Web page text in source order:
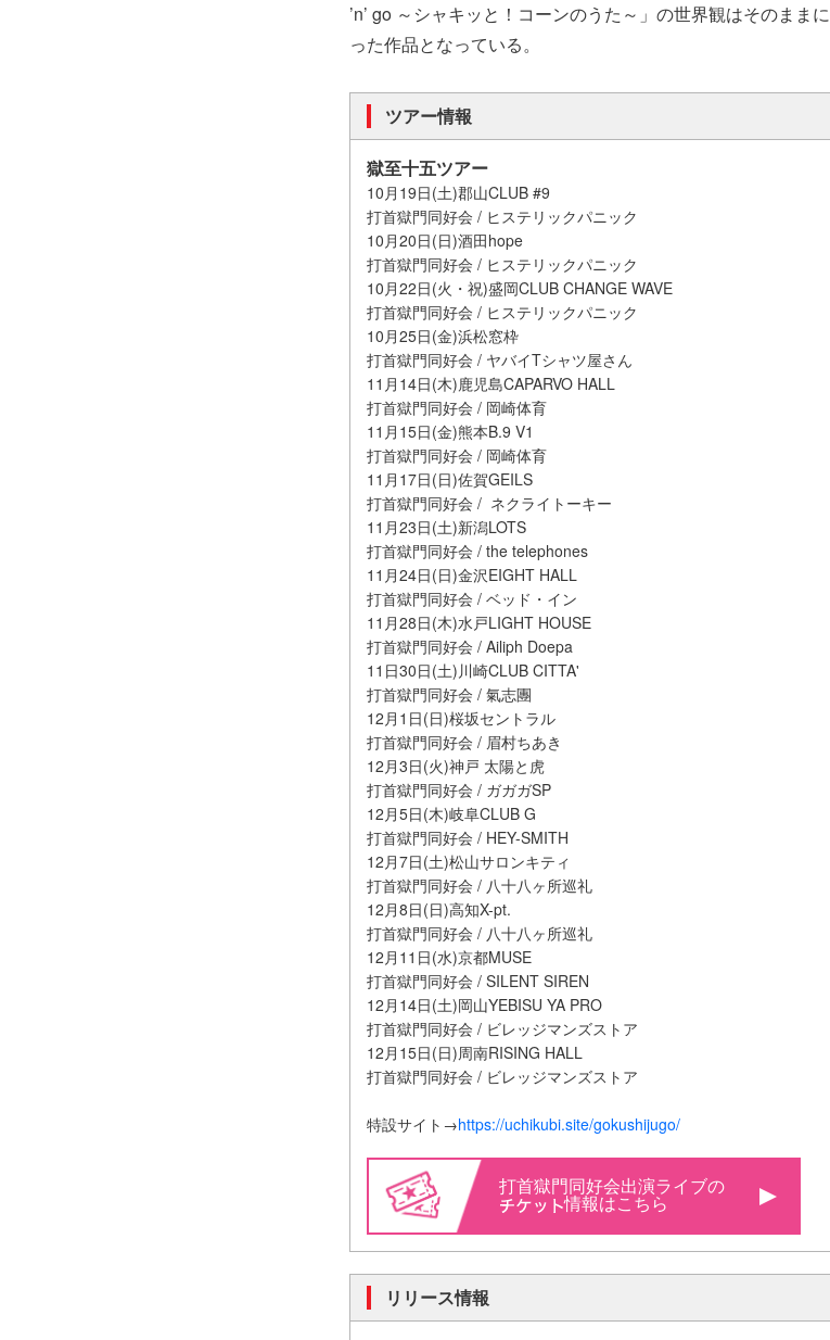
’n’ go ～シャキッと！コーンのうた～」の世界観はそのまま
った作品となっている。
ツアー情報
獄至十五ツアー
10月19日(土)郡山CLUB #9
打首獄門同好会 / ヒステリックパニック
10月20日(日)酒田hope
打首獄門同好会 / ヒステリックパニック
10月22日(火・祝)盛岡CLUB CHANGE WAVE
打首獄門同好会 / ヒステリックパニック
10月25日(金)浜松窓枠
打首獄門同好会 / ヤバイTシャツ屋さん
11月14日(木)鹿児島CAPARVO HALL
打首獄門同好会 / 岡崎体育
11月15日(金)熊本B.9 V1
打首獄門同好会 / 岡崎体育
11月17日(日)佐賀GEILS
打首獄門同好会 / ネクライトーキー
11月23日(土)新潟LOTS
打首獄門同好会 / the telephones
11月24日(日)金沢EIGHT HALL
打首獄門同好会 / ベッド・イン
11月28日(木)水戸LIGHT HOUSE
打首獄門同好会 / Ailiph Doepa
11日30日(土)川崎CLUB CITTA'
打首獄門同好会 / 氣志團
12月1日(日)桜坂セントラル
打首獄門同好会 / 眉村ちあき
12月3日(火)神戸 太陽と虎
打首獄門同好会 / ガガガSP
12月5日(木)岐阜CLUB G
打首獄門同好会 / HEY-SMITH
12月7日(土)松山サロンキティ
打首獄門同好会 / 八十八ヶ所巡礼
12月8日(日)高知X-pt.
打首獄門同好会 / 八十八ヶ所巡礼
12月11日(水)京都MUSE
打首獄門同好会 / SILENT SIREN
12月14日(土)岡山YEBISU YA PRO
打首獄門同好会 / ビレッジマンズストア
12月15日(日)周南RISING HALL
打首獄門同好会 / ビレッジマンズストア
特設サイト→https://uchikubi.site/gokushijugo/
打首獄門同好会出演ライブの
情報はこちら
リリース情報